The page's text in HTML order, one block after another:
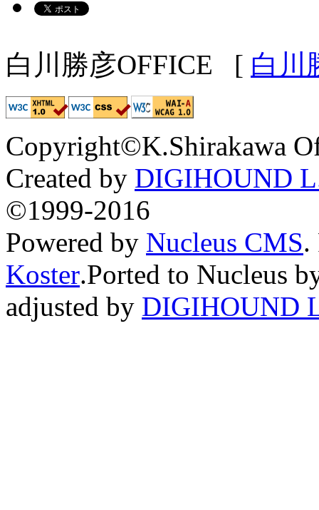
白川勝彦OFFICE [ 白川
Copyright©K.Shirakawa
Created by DIGIHOUND
©1999-2016
Powered by Nucleus CMS.
Koster.Ported to Nucleus
adjusted by DIGIHOUND